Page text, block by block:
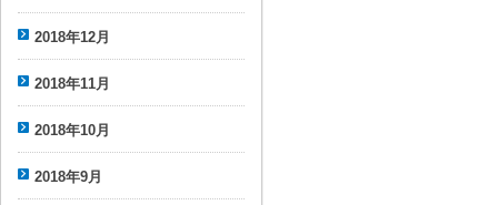
2018年12月
2018年11月
2018年10月
2018年9月